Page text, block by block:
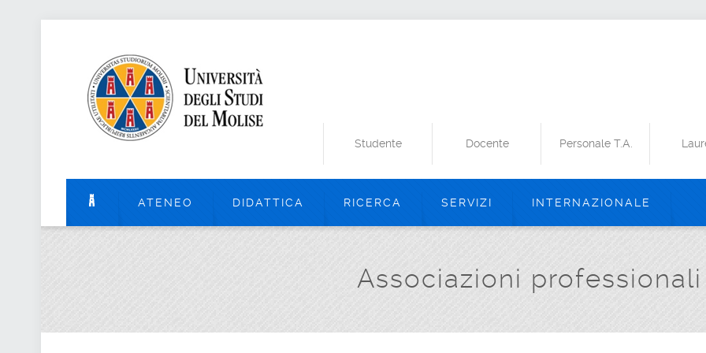
Studente Docente Personale T.A.
ATENEO DIDATTICA RICERCA SERVIZI INTERNAZIONALE
Associazioni professionali